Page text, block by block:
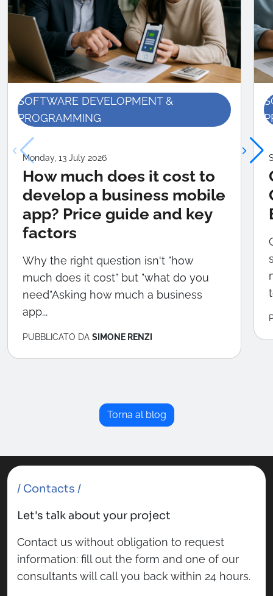
SOFTWARE DEVELOPMENT &
PROGRAMMING
Monday, 13 July 2026
How much does it cost to
develop a business mobile
app? Price guide and key
factors
Why the right question isn't "how
much does it cost" but "what do you
need"Asking how much a business
app...
PUBBLICATO DA SIMONE RENZI
Torna al blog
/ Contacts /
Let's talk about your project
Contact us without obligation to request
information: fill out the form and one of our
consultants will call you back within 24 hours.